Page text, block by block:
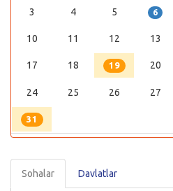
3 4 5 6
10 11 12 13
17 18 19 20
24 25 26 27
31
Sohalar Davlatlar